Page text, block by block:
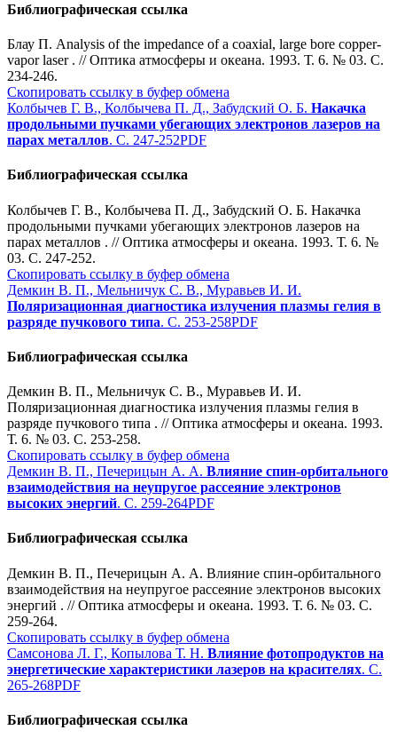
Библиографическая ссылка
Блау П. Analysis of the impedance of a coaxial, large bore copper-
vapor laser . // Оптика атмосферы и океана. 1993. Т. 6. № 03. С.
234-246.
Скопировать ссылку в буфер обмена
Колбычев Г. В., Колбычева П. Д., Забудский О. Б. Накачка
продольными пучками убегающих электронов лазеров на
парах металлов. С. 247-252PDF
Библиографическая ссылка
Колбычев Г. В., Колбычева П. Д., Забудский О. Б. Накачка
продольными пучками убегающих электронов лазеров на
парах металлов . // Оптика атмосферы и океана. 1993. Т. 6. №
03. С. 247-252.
Скопировать ссылку в буфер обмена
Демкин В. П., Мельничук С. В., Муравьев И. И.
Поляризационная диагностика излучения плазмы гелия в
разряде пучкового типа. С. 253-258PDF
Библиографическая ссылка
Демкин В. П., Мельничук С. В., Муравьев И. И.
Поляризационная диагностика излучения плазмы гелия в
разряде пучкового типа . // Оптика атмосферы и океана. 1993.
Т. 6. № 03. С. 253-258.
Скопировать ссылку в буфер обмена
Демкин В. П., Печерицын А. А. Влияние спин-орбитального
взаимодействия на неупругое рассеяние электронов
высоких энергий. С. 259-264PDF
Библиографическая ссылка
Демкин В. П., Печерицын А. А. Влияние спин-орбитального
взаимодействия на неупругое рассеяние электронов высоких
энергий . // Оптика атмосферы и океана. 1993. Т. 6. № 03. С.
259-264.
Скопировать ссылку в буфер обмена
Самсонова Л. Г., Копылова Т. Н. Влияние фотопродуктов на
энергетические характеристики лазеров на красителях. С.
265-268PDF
Библиографическая ссылка